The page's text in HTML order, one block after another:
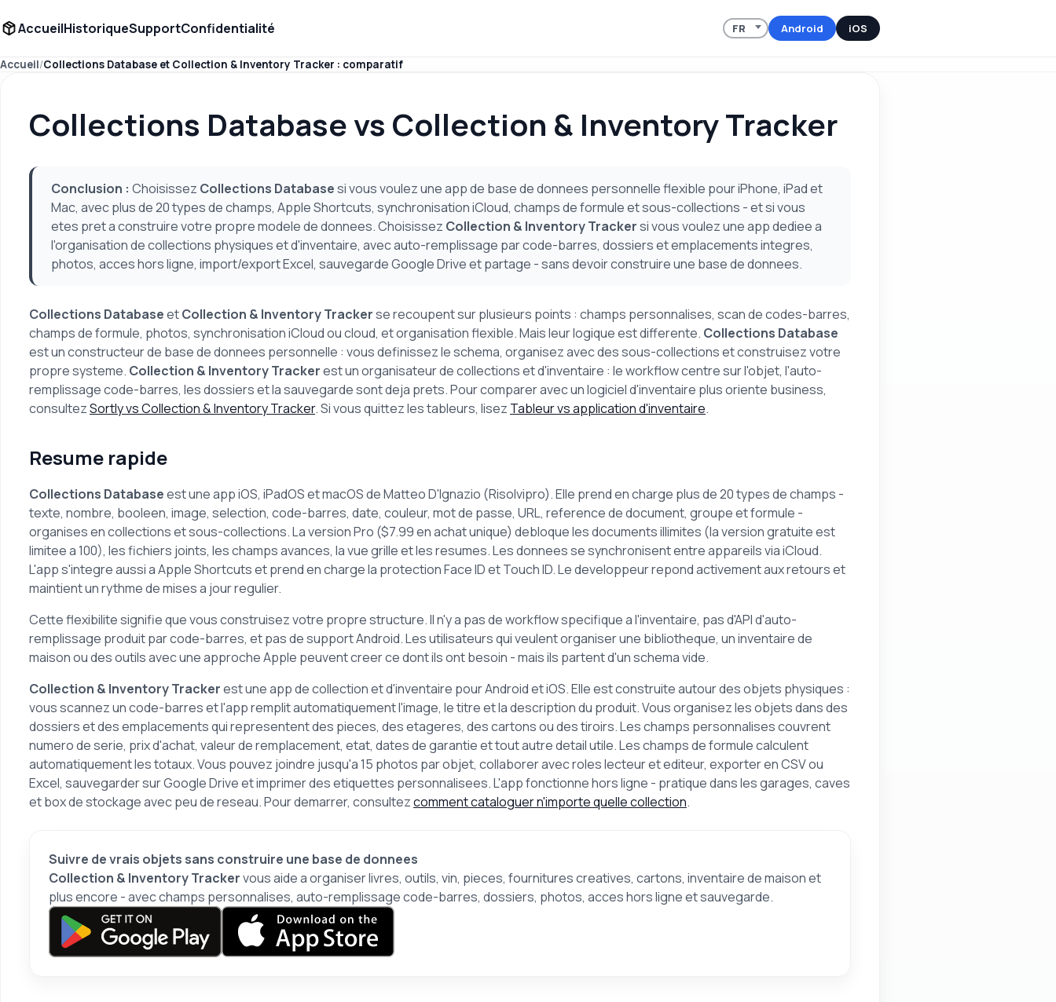
AccueilHistoriqueSupportConfidentialité Android iOS
Accueil Collections Database et Collection & Inventory Tracker : comparatif
Collections Databasevs Collection & Inventory Tracker
Conclusion : Choisissez Collections Databasesi vous voulez une app de base de donnees personnelle flexible pour iPhone, iPad et
Mac, avec plus de 20 types de champs, Apple Shortcuts, synchronisation iCloud, champs de formule et sous-collections - et si vous
etes pret a construire votre propre modele de donnees. Choisissez Collection & Inventory Trackersi vous voulez une app dediee a
l'organisation de collections physiques et d'inventaire, avec auto-remplissage par code-barres, dossiers et emplacements integres,
photos, acces hors ligne, import/export Excel, sauvegarde Google Drive et partage - sans devoir construire une base de donnees.
Collections DatabaseetCollection & Inventory Trackerse recoupent sur plusieurs points : champs personnalises, scan de codes-barres,
champs de formule, photos, synchronisation iCloud ou cloud, et organisation flexible. Mais leur logique est differente. Collections Database
est un constructeur de base de donnees personnelle : vous definissez le schema, organisez avec des sous-collections et construisez votre
propre systeme. Collection & Inventory Trackerest un organisateur de collections et d'inventaire : le workflow centre sur l'objet, l'auto-
remplissage code-barres, les dossiers et la sauvegarde sont deja prets. Pour comparer avec un logiciel d'inventaire plus oriente business,
consultezSortly vs Collection & Inventory Tracker. Si vous quittez les tableurs, lisez Tableur vs application d'inventaire.
Resume rapide
Collections Databaseest une app iOS, iPadOS et macOS de Matteo D'Ignazio (Risolvipro). Elle prend en charge plus de 20 types de champs -
texte, nombre, booleen, image, selection, code-barres, date, couleur, mot de passe, URL, reference de document, groupe et formule -
organises en collections et sous-collections. La version Pro ($7.99 en achat unique) debloque les documents illimites (la version gratuite est
limitee a 100), les fichiers joints, les champs avances, la vue grille et les resumes. Les donnees se synchronisent entre appareils via iCloud.
L'app s'integre aussi a Apple Shortcuts et prend en charge la protection Face ID et Touch ID. Le developpeur repond activement aux retours et
maintient un rythme de mises a jour regulier.
Cette flexibilite signifie que vous construisez votre propre structure. Il n'y a pas de workflow specifique a l'inventaire, pas d'API d'auto-
remplissage produit par code-barres, et pas de support Android. Les utilisateurs qui veulent organiser une bibliotheque, un inventaire de
maison ou des outils avec une approche Apple peuvent creer ce dont ils ont besoin - mais ils partent d'un schema vide.
Collection & Inventory Trackerest une app de collection et d'inventaire pour Android et iOS. Elle est construite autour des objets physiques :
vous scannez un code-barres et l'app remplit automatiquement l'image, le titre et la description du produit. Vous organisez les objets dans des
dossiers et des emplacements qui representent des pieces, des etageres, des cartons ou des tiroirs. Les champs personnalises couvrent
numero de serie, prix d'achat, valeur de remplacement, etat, dates de garantie et tout autre detail utile. Les champs de formule calculent
automatiquement les totaux. Vous pouvez joindre jusqu'a 15 photos par objet, collaborer avec roles lecteur et editeur, exporter en CSV ou
Excel, sauvegarder sur Google Drive et imprimer des etiquettes personnalisees. L'app fonctionne hors ligne - pratique dans les garages, caves
et box de stockage avec peu de reseau. Pour demarrer, consultezcomment cataloguer n'importe quelle collection.
Suivre de vrais objets sans construire une base de donnees
Collection & Inventory Trackervous aide a organiser livres, outils, vin, pieces, fournitures creatives, cartons, inventaire de maison et
plus encore - avec champs personnalises, auto-remplissage code-barres, dossiers, photos, acces hors ligne et sauvegarde.